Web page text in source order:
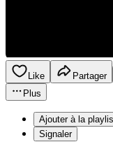
Like Partager
Plus
Ajouter à la
Signaler